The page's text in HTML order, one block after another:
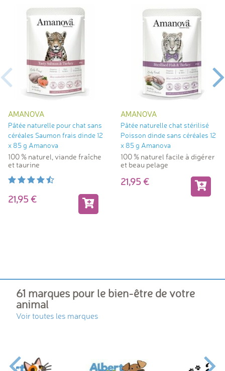
AMANOVA
Pâtée naturelle pour chat sans
céréales Saumon frais dinde 12
x 85 g Amanova
100 % naturel, viande fraîche
et taurine
21,95
AMANOVA
Pâtée naturelle chat stérilisé
Poisson dinde sans céréales 12
x 85 g Amanova
100 % naturel facile à digérer
et beau pelage
21,95
61 marques pour le bien-être de votre
animal
Voir toutes les marques